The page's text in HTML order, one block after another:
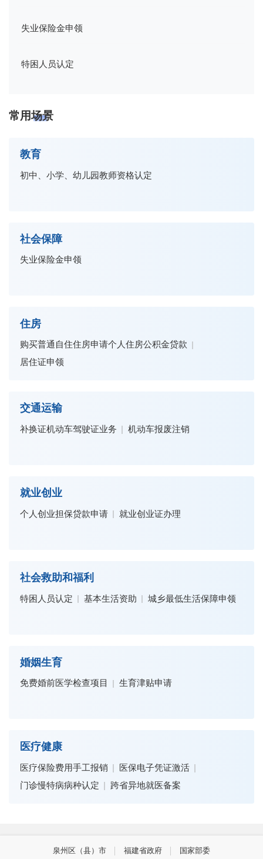
失业保险金申领
特困人员认定
常用场景
教育
初中、小学、幼儿园教师资格认定
社会保障
失业保险金申领
住房
购买普通自住住房申请个人住房公积金贷款
居住证申领
交通运输
补换证机动车驾驶证业务 机动车报废注销
就业创业
个人创业担保贷款申请 就业创业证办理
社会救助和福利
特困人员认定 基本生活资助 城乡最低生活保障申领
婚姻生育
免费婚前医学检查项目 生育津贴申请
医疗健康
医疗保险费用手工报销
医保电子凭证激活
门诊慢特病病种认定
跨省异地就医备案
泉州区（县）市 福建省政府 国家部委